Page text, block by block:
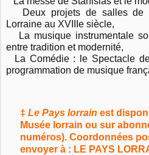
Deux projets de salles de
Lorraine au XVIIIe siècle,
La musique instrumentale
entre tradition et modernité,
La Comédie : le Spectacle
programmation de musique
‡ Le Pays lorrain est
Musée lorrain ou sur
numéros). Coordonnées
envoyer à : LE PAYS